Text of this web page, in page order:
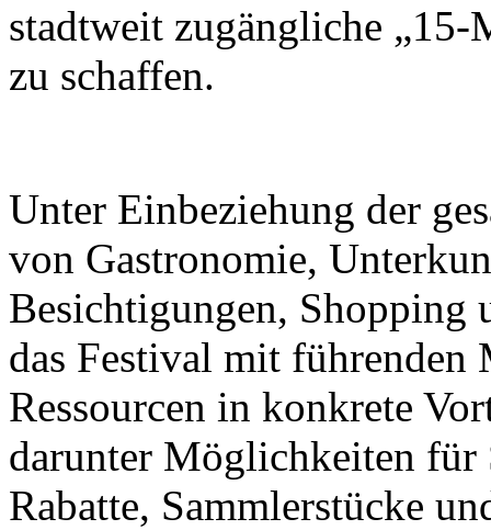
stadtweit zugängliche
zu schaffen.
Unter Einbeziehung der
von Gastronomie,
Besichtigungen, Shopping
das Festival mit führenden
Ressourcen in konkrete
darunter Möglichkeiten
Rabatte, Sammlerstücke